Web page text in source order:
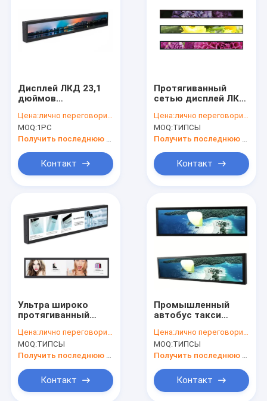
Дисплей ЛКД 23,1
дюймов
сетью для
рекламировать
полку
Цена:лично переговорить
MOQ:1PC
Контакт
Протягиванный
сетью дисплей ЛКД
полки рекламы
супермаркета
Цена:лично переговорить
MOQ:ТИПСЫ
Контакт
Ультра широко
протягиванный
дисплея ЛКД для
дюйма АК100~240В
50 /60 ХЗ Халл 49
Цена:лично переговорить
MOQ:ТИПСЫ
Получить последнюю цену
Контакт
Промышленный
автобус такси
АК100~240В 50 /60
ХЗ цифров экрана
ЛКД
Цена:лично переговорить
MOQ:ТИПСЫ
Получить последнюю цену
Контакт